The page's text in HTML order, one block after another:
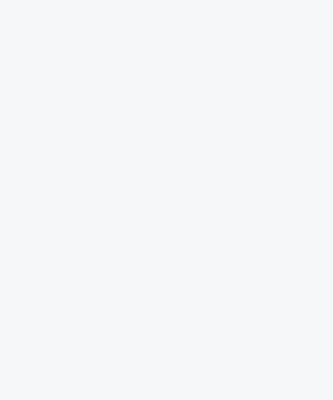
Румунії для українців -